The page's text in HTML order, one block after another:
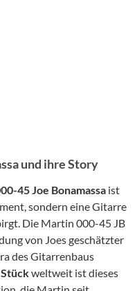
und ihre Story
45 Joe Bonamassa ist
sondern eine Gitarre
Die Martin 000-45 JB
von Joes geschätzter
des Gitarrenbaus
weltweit ist dieses